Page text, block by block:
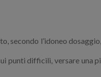
l’idoneo
punti difficili, versare